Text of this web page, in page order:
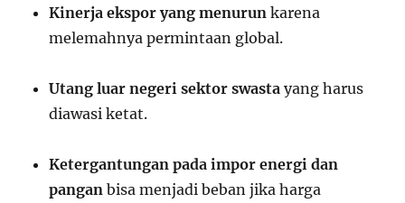
Kinerja ekspor yang menurun karena
melemahnya permintaan global.
Utang luar negeri sektor swasta yang harus
diawasi ketat.
Ketergantungan pada impor energi dan
pangan bisa menjadi beban jika harga